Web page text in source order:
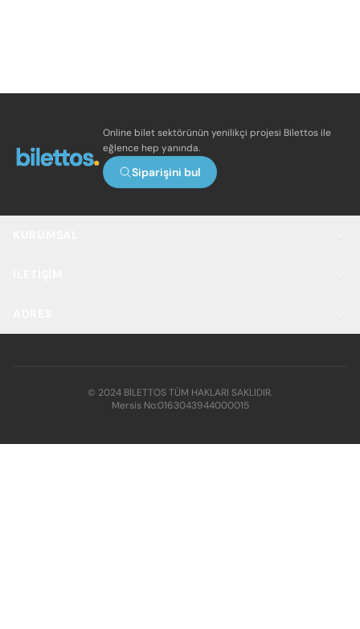
Online bilet sektörünün yenilikçi projesi Bilettos ile
eğlence hep yanında.
Siparişini bul
© 2024 BİLETTOS TÜM HAKLARI SAKLIDIR.
Mersis No:0163043944000015